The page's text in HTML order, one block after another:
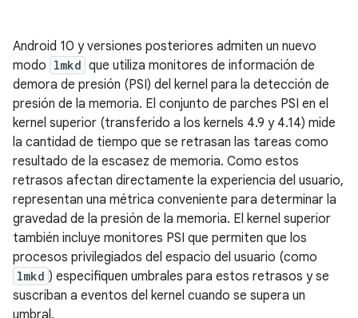
Android 10 y versiones posteriores admiten un nuevo
modo lmkd que utiliza monitores de información de
demora de presión (PSI) del kernel para la detección de
presión de la memoria. El conjunto de parches PSI en el
kernel superior (transferido a los kernels 4.9 y 4.14) mide
la cantidad de tiempo que se retrasan las tareas como
resultado de la escasez de memoria. Como estos
retrasos afectan directamente la experiencia del usuario,
representan una métrica conveniente para determinar la
gravedad de la presión de la memoria. El kernel superior
también incluye monitores PSI que permiten que los
procesos privilegiados del espacio del usuario (como
lmkd ) especifiquen umbrales para estos retrasos y se
suscriban a eventos del kernel cuando se supera un
umbral.